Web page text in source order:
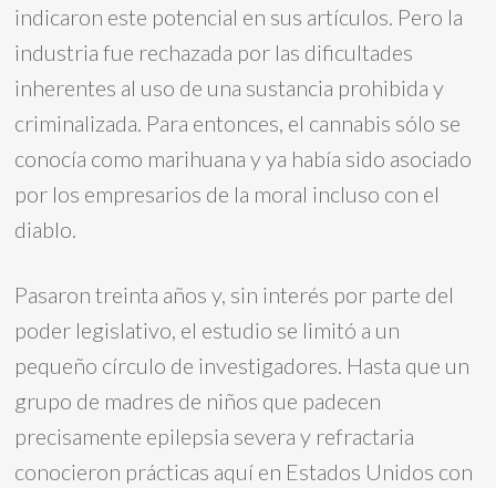
indicaron este potencial en sus artículos. Pero la
industria fue rechazada por las dificultades
inherentes al uso de una sustancia prohibida y
criminalizada. Para entonces, el cannabis sólo se
conocía como marihuana y ya había sido asociado
por los empresarios de la moral incluso con el
diablo.
Pasaron treinta años y, sin interés por parte del
poder legislativo, el estudio se limitó a un
pequeño círculo de investigadores. Hasta que un
grupo de madres de niños que padecen
precisamente epilepsia severa y refractaria
conocieron prácticas aquí en Estados Unidos con